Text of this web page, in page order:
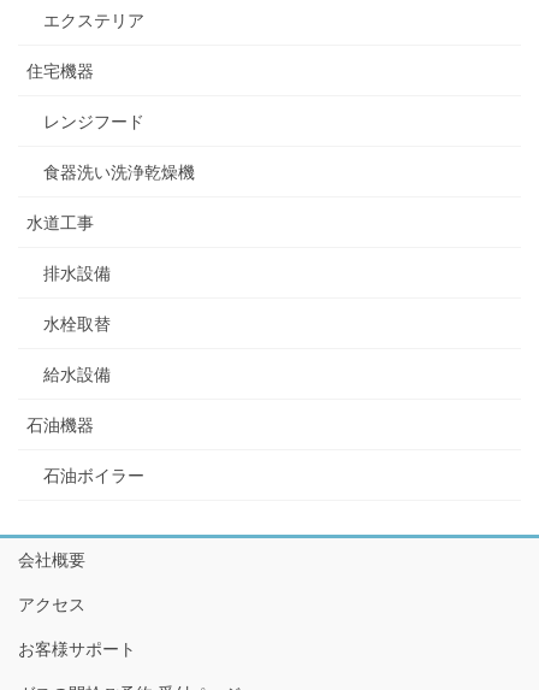
エクステリア
住宅機器
レンジフード
食器洗い洗浄乾燥機
水道工事
排水設備
水栓取替
給水設備
石油機器
石油ボイラー
会社概要
アクセス
お客様サポート